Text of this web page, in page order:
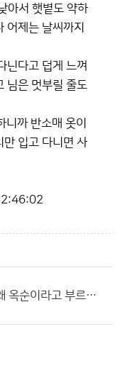
아서 햇볕도 약하
어제는 날씨까지
닌다고 덥게 느껴
님은 멋부릴 줄도
까 반소매 옷이
만 입고 다니면 사
김형성님 순옥님 이름을 왜 옥순이라고 부르나요?